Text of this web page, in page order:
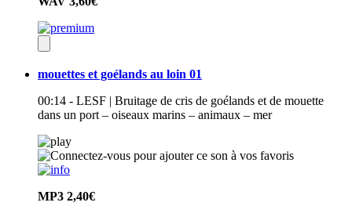
mouettes et goélands au loin 01
00:14 - LESF | Bruitage de cris de goélands et de mouette
dans un port – oiseaux marins – animaux – mer
MP3 2,40€